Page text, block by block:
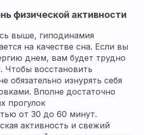
физической активности
выше, гиподинамия
на качестве сна. Если вы
днем, вам будет трудно
Чтобы восстановить
обязательно изнурять себя
Вполне достаточно
прогулок
от 30 до 60 минут.
активность и свежий